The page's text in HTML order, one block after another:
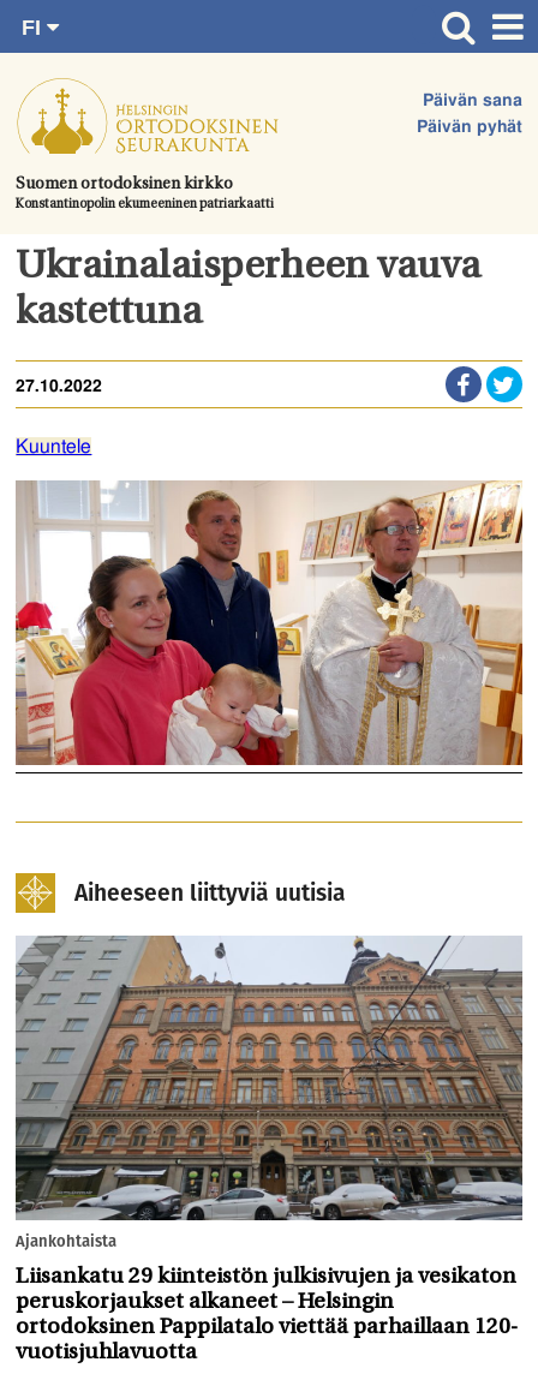
suoraan
sisältöön.
Suomen ortodoksinen kirkko
Konstantinopolin ekumeeninen patriarkaatti
Päivän sana
Päivän pyhät
FI
SV
EN
UA
Etusivu
Ajankohtaista
Juhlat & toimitukset
Kirkot
Apua & tukea
Hautausmaa
Yhteystiedot
Ukrainalaisperheen vauva
kastettuna
27.10.2022
Kuuntele
Aiheeseen liittyviä uutisia
Ajankohtaista
Liisankatu 29 kiinteistön julkisivujen ja vesikaton
peruskorjaukset alkaneet – Helsingin
ortodoksinen Pappilatalo viettää parhaillaan 120-
vuotisjuhlavuotta